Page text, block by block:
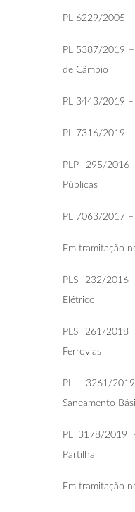
PL 6229/2005 –
PL 5387/2019 –
de Câmbio
PL 3443/2019 –
PL 7316/2019
PLP 295/
Públicas
PL 7063/2017 –
Em tramitação
PLS 232/
Elétrico
PLS 261/
Ferrovias
PL 3261/
Saneamento
PL 3178/2019
Partilha
Em tramitação